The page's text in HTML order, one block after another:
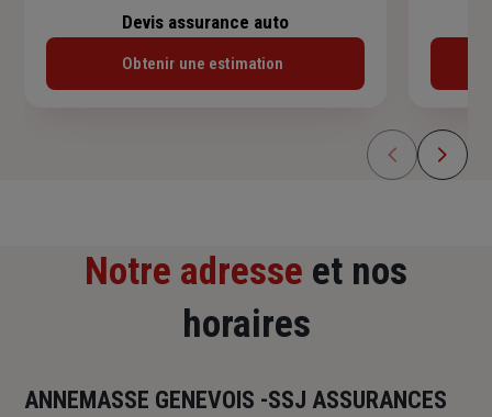
Devis assurance auto
Obtenir une estimation
Notre adresse et nos
horaires
ANNEMASSE GENEVOIS -SSJ ASSURANCES